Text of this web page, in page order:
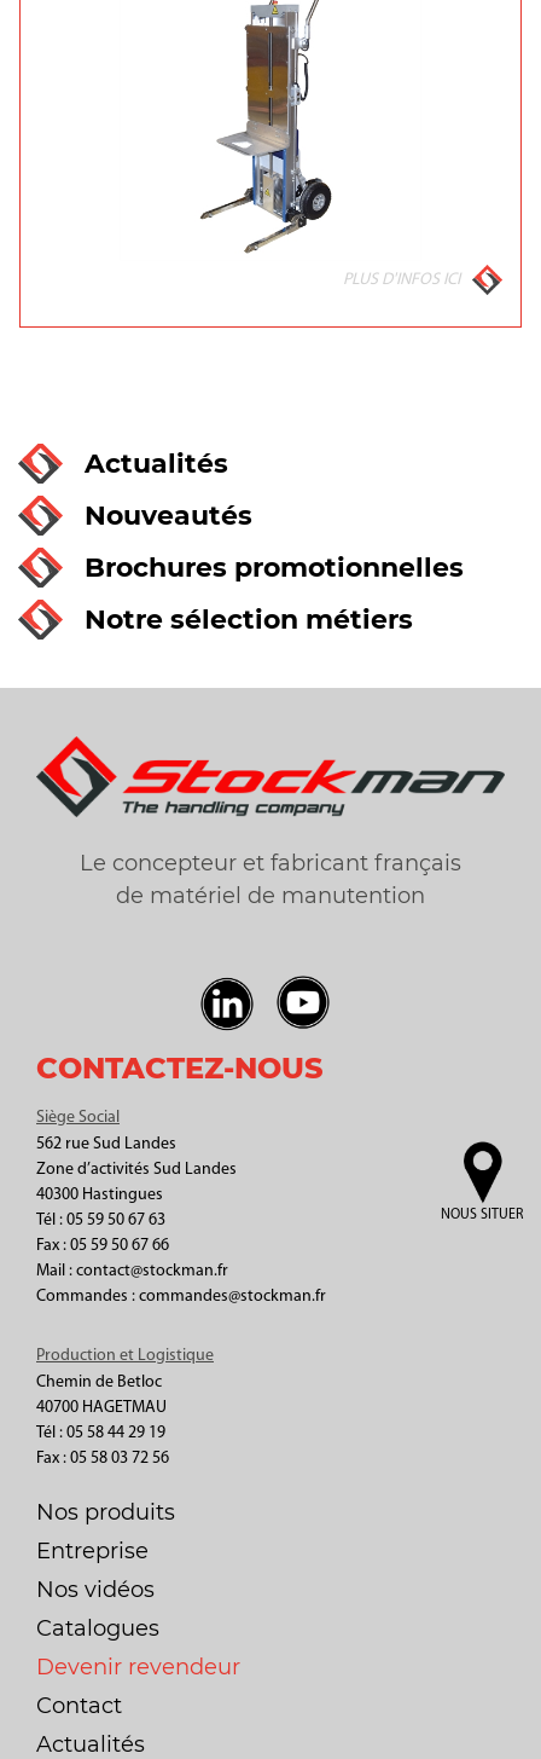
PLUS D'INFOS ICI
Actualités
Nouveautés
Brochures promotionnelles
Notre sélection métiers
Le concepteur et fabricant français
de matériel de manutention
CONTACTEZ-NOUS
Siège Social
562 rue Sud Landes
Zone d’activités Sud Landes
40300 Hastingues
Tél : 05 59 50 67 63
Fax : 05 59 50 67 66
Mail : contact@stockman.fr
Commandes : commandes@stockman.fr
NOUS SITUER
Production et Logistique
Chemin de Betloc
40700 HAGETMAU
Tél : 05 58 44 29 19
Fax : 05 58 03 72 56
Nos produits
Entreprise
Nos vidéos
Catalogues
Devenir revendeur
Contact
Actualités